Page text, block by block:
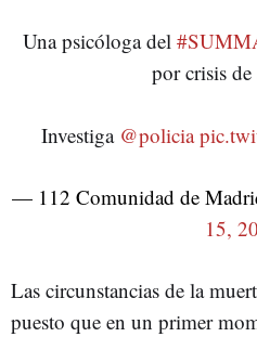
Una psicóloga del
por crisis de
Investiga @policia
— 112 Comunidad de
15,
Las circunstancias de la
puesto que en un primer